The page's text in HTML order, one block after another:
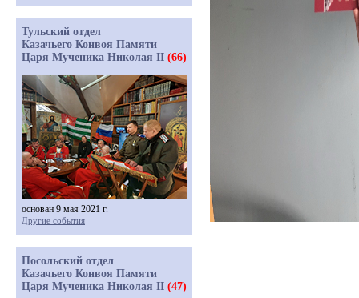
Тульский отдел
Казачьего Конвоя Памяти
Царя Мученика Николая II (66)
основан 9 мая 2021 г.
Другие события
Посольский отдел
Казачьего Конвоя Памяти
Царя Мученика Николая II (47)